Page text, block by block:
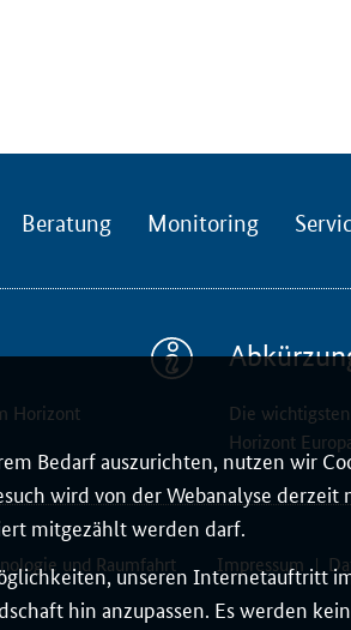
Bedarf auszurichten, nutzen wir
wird von der Webanalyse
mitgezählt werden darf.
unseren
hin anzupassen. Es werden
Beratung Monitoring
Horizont
Die
Horizont
und Raumfahrt Impressum